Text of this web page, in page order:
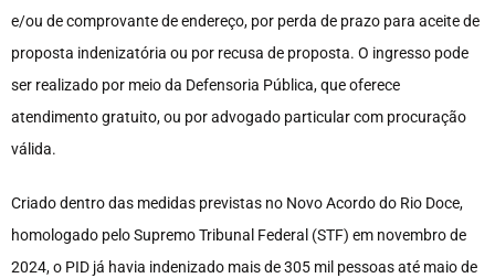
e/ou de comprovante de endereço, por perda de prazo para aceite de
proposta indenizatória ou por recusa de proposta. O ingresso pode
ser realizado por meio da Defensoria Pública, que oferece
atendimento gratuito, ou por advogado particular com procuração
válida.
Criado dentro das medidas previstas no Novo Acordo do Rio Doce,
homologado pelo Supremo Tribunal Federal (STF) em novembro de
2024, o PID já havia indenizado mais de 305 mil pessoas até maio de